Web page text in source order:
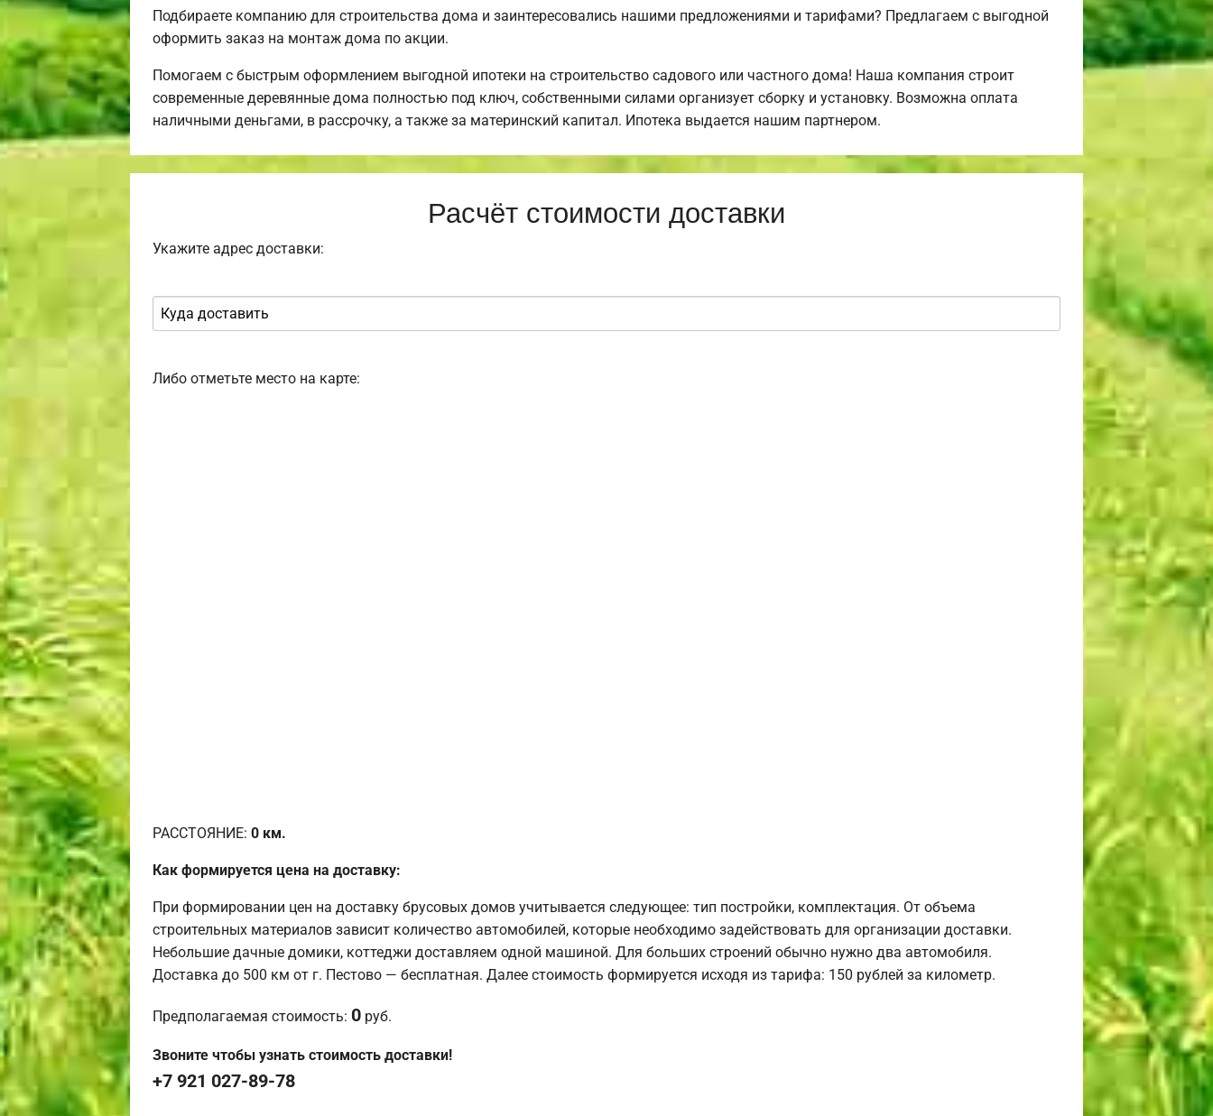
Подбираете компанию для строительства дома и заинтересовались нашими предложениями и тарифами? Предлагаем с выгодной
оформить заказ на монтаж дома по акции.
Помогаем с быстрым оформлением выгодной ипотеки на строительство садового или частного дома! Наша компания строит
современные деревянные дома полностью под ключ, собственными силами организует сборку и установку. Возможна оплата
наличными деньгами, в рассрочку, а также за материнский капитал. Ипотека выдается нашим партнером.
Расчёт стоимости доставки
Укажите адрес доставки:
Либо отметьте место на карте:
РАССТОЯНИЕ: 0 км.
Как формируется цена на доставку:
При формировании цен на доставку брусовых домов учитывается следующее: тип постройки, комплектация. От объема
строительных материалов зависит количество автомобилей, которые необходимо задействовать для организации доставки.
Небольшие дачные домики, коттеджи доставляем одной машиной. Для больших строений обычно нужно два автомобиля.
Доставка до 500 км от г. Пестово — бесплатная. Далее стоимость формируется исходя из тарифа: 150 рублей за километр.
Предполагаемая стоимость: 0 руб.
Звоните чтобы узнать стоимость доставки!
+7 921 027-89-78